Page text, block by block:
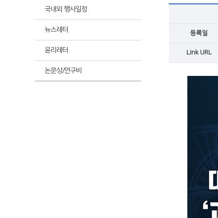
국내외 행사일정
뉴스레터
윤리레터
논문상/연구비
등록일
Link URL